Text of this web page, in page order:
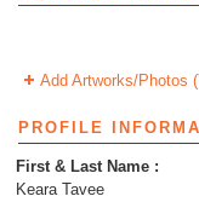
Add Artworks/Photos
PROFILE
First & Last Name :
Keara Tavee